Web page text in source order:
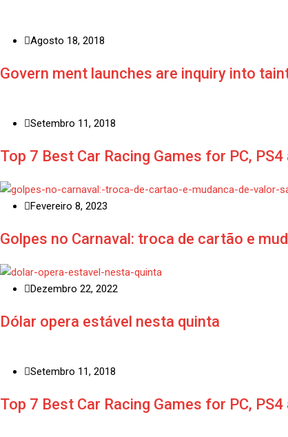
Agosto 18, 2018
Govern ment launches are inquiry into
Setembro 11, 2018
Top 7 Best Car Racing Games for PC, PS4
Fevereiro 8, 2023
Golpes no Carnaval: troca de cartão e
Dezembro 22, 2022
Dólar opera estável nesta quinta
Setembro 11, 2018
Top 7 Best Car Racing Games for PC, PS4